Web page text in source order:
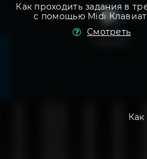
Как проходить задания в
с помощью Midi
Смотреть
Как